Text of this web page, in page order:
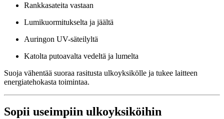
Rankkasateita vastaan
Lumikuormitukselta ja jäältä
Auringon UV-säteilyltä
Katolta putoavalta vedeltä ja lumelta
Suoja vähentää suoraa rasitusta ulkoyksikölle ja tukee laitteen
energiatehokasta toimintaa.
Sopii useimpiin ulkoyksiköihin